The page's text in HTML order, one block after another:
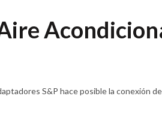
S&P hace posible la conexión